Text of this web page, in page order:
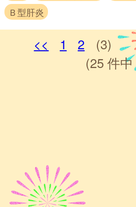
Ｂ型肝炎
<< 1 2
(3)
(25 件